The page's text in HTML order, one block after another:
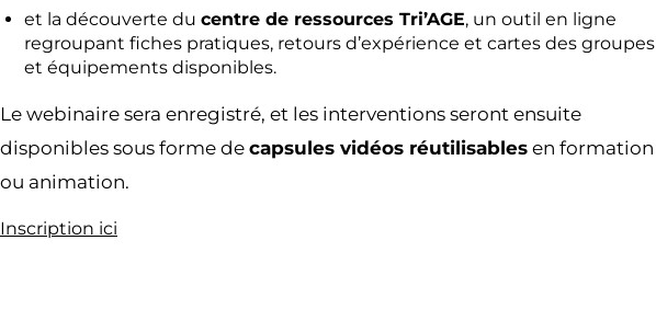
et la découverte du centre de ressources Tri’AGE, un outil en ligne
regroupant fiches pratiques, retours d’expérience et cartes des groupes
et équipements disponibles.
Le webinaire sera enregistré, et les interventions seront ensuite
disponibles sous forme de capsules vidéos réutilisables en formation
ou animation.
Inscription ici